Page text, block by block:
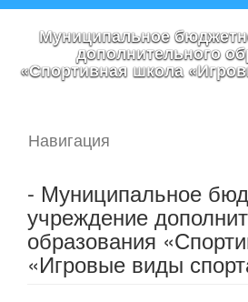
Муниципальное
дополнительного
«Спортивная школа
Навигация
- Муниципальное
учреждение
образования
«Игровые виды